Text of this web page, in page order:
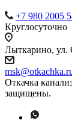
+7 980 2005
Круглосуточно
Лыткарино, ул.
Откачка
защищены.